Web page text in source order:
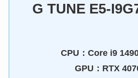
G TUNE E5-
CPU： Core i9
GPU： RTX